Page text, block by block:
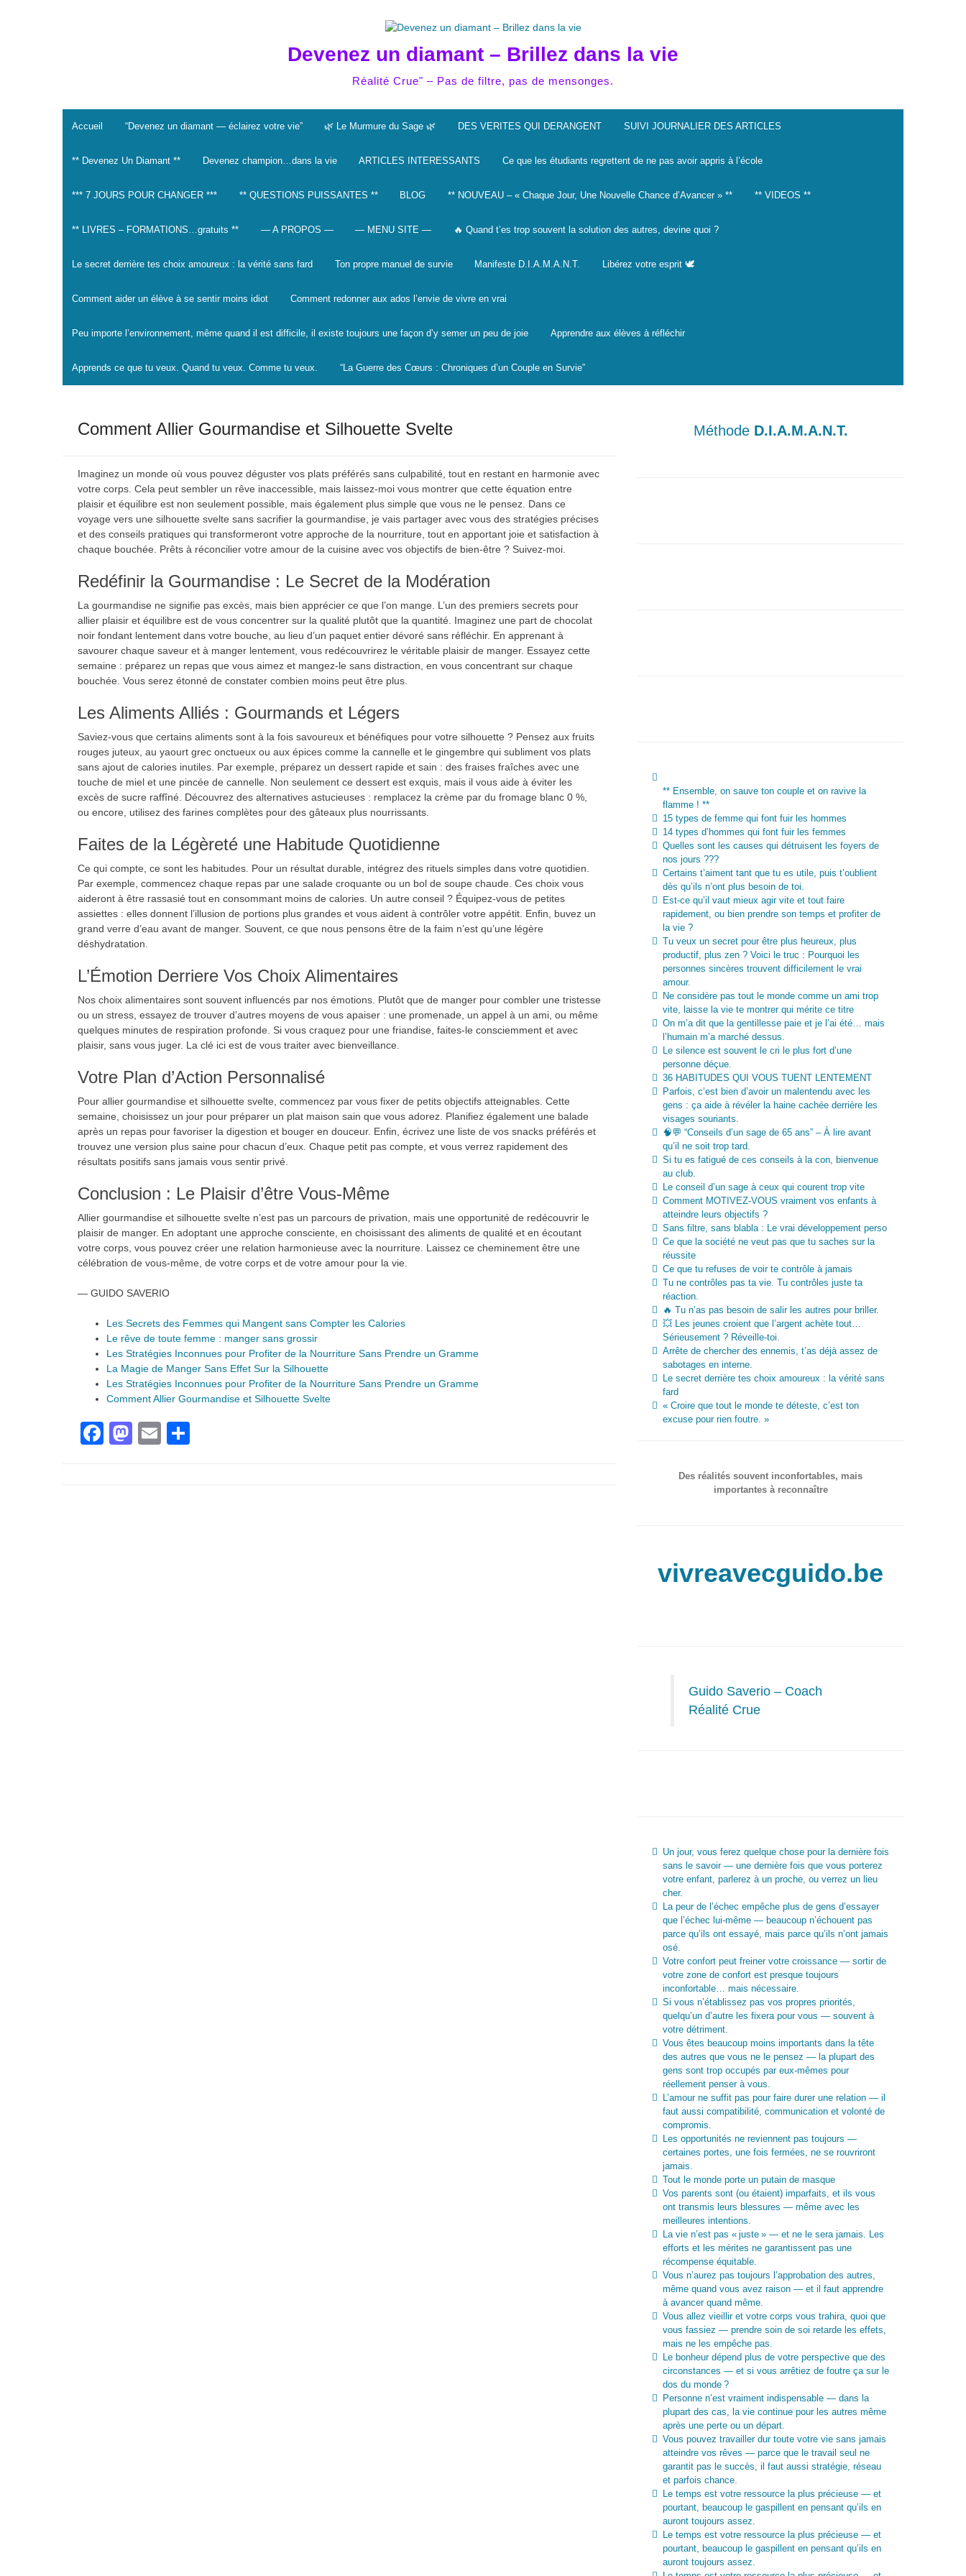
Devenez un diamant – Brillez dans la vie
Réalité Crue" – Pas de filtre, pas de mensonges.
Accueil “Devenez un diamant — éclairez votre vie” 🌿 Le Murmure du Sage 🌿 DES VERITES QUI DERANGENT SUIVI JOURNALIER DES ARTICLES
** Devenez Un Diamant ** Devenez champion…dans la vie ARTICLES INTERESSANTS Ce que les étudiants regrettent de ne pas avoir appris à l’école
*** 7 JOURS POUR CHANGER *** ** QUESTIONS PUISSANTES ** BLOG ** NOUVEAU – « Chaque Jour, Une Nouvelle Chance d’Avancer » ** ** VIDEOS **
** LIVRES – FORMATIONS…gratuits ** — A PROPOS — — MENU SITE — 🔥 Quand t’es trop souvent la solution des autres, devine quoi ?
Le secret derrière tes choix amoureux : la vérité sans fard Ton propre manuel de survie Manifeste D.I.A.M.A.N.T. Libérez votre esprit 🕊️
Comment aider un élève à se sentir moins idiot Comment redonner aux ados l’envie de vivre en vrai
Peu importe l’environnement, même quand il est difficile, il existe toujours une façon d’y semer un peu de joie Apprendre aux élèves à réfléchir
Apprends ce que tu veux. Quand tu veux. Comme tu veux. “La Guerre des Cœurs : Chroniques d’un Couple en Survie”
Comment Allier Gourmandise et Silhouette Svelte
Imaginez un monde où vous pouvez déguster vos plats préférés sans culpabilité, tout en restant en harmonie avec
votre corps. Cela peut sembler un rêve inaccessible, mais laissez-moi vous montrer que cette équation entre
plaisir et équilibre est non seulement possible, mais également plus simple que vous ne le pensez. Dans ce
voyage vers une silhouette svelte sans sacrifier la gourmandise, je vais partager avec vous des stratégies précises
et des conseils pratiques qui transformeront votre approche de la nourriture, tout en apportant joie et satisfaction à
chaque bouchée. Prêts à réconcilier votre amour de la cuisine avec vos objectifs de bien-être ? Suivez-moi.
Redéfinir la Gourmandise : Le Secret de la Modération
La gourmandise ne signifie pas excès, mais bien apprécier ce que l’on mange. L’un des premiers secrets pour
allier plaisir et équilibre est de vous concentrer sur la qualité plutôt que la quantité. Imaginez une part de chocolat
noir fondant lentement dans votre bouche, au lieu d’un paquet entier dévoré sans réfléchir. En apprenant à
savourer chaque saveur et à manger lentement, vous redécouvrirez le véritable plaisir de manger. Essayez cette
semaine : préparez un repas que vous aimez et mangez-le sans distraction, en vous concentrant sur chaque
bouchée. Vous serez étonné de constater combien moins peut être plus.
Les Aliments Alliés : Gourmands et Légers
Saviez-vous que certains aliments sont à la fois savoureux et bénéfiques pour votre silhouette ? Pensez aux fruits
rouges juteux, au yaourt grec onctueux ou aux épices comme la cannelle et le gingembre qui subliment vos plats
sans ajout de calories inutiles. Par exemple, préparez un dessert rapide et sain : des fraises fraîches avec une
touche de miel et une pincée de cannelle. Non seulement ce dessert est exquis, mais il vous aide à éviter les
excès de sucre raffîné. Découvrez des alternatives astucieuses : remplacez la crème par du fromage blanc 0 %,
ou encore, utilisez des farines complètes pour des gâteaux plus nourrissants.
Faites de la Légèreté une Habitude Quotidienne
Ce qui compte, ce sont les habitudes. Pour un résultat durable, intégrez des rituels simples dans votre quotidien.
Par exemple, commencez chaque repas par une salade croquante ou un bol de soupe chaude. Ces choix vous
aideront à être rassasié tout en consommant moins de calories. Un autre conseil ? Équipez-vous de petites
assiettes : elles donnent l’illusion de portions plus grandes et vous aident à contrôler votre appétit. Enfin, buvez un
grand verre d’eau avant de manger. Souvent, ce que nous pensons être de la faim n’est qu’une légère
déshydratation.
L’Émotion Derriere Vos Choix Alimentaires
Nos choix alimentaires sont souvent influencés par nos émotions. Plutôt que de manger pour combler une tristesse
ou un stress, essayez de trouver d’autres moyens de vous apaiser : une promenade, un appel à un ami, ou même
quelques minutes de respiration profonde. Si vous craquez pour une friandise, faites-le consciemment et avec
plaisir, sans vous juger. La clé ici est de vous traiter avec bienveillance.
Votre Plan d’Action Personnalisé
Pour allier gourmandise et silhouette svelte, commencez par vous fixer de petits objectifs atteignables. Cette
semaine, choisissez un jour pour préparer un plat maison sain que vous adorez. Planifiez également une balade
après un repas pour favoriser la digestion et bouger en douceur. Enfin, écrivez une liste de vos snacks préférés et
trouvez une version plus saine pour chacun d’eux. Chaque petit pas compte, et vous verrez rapidement des
résultats positifs sans jamais vous sentir privé.
Conclusion : Le Plaisir d’être Vous-Même
Allier gourmandise et silhouette svelte n’est pas un parcours de privation, mais une opportunité de redécouvrir le
plaisir de manger. En adoptant une approche consciente, en choisissant des aliments de qualité et en écoutant
votre corps, vous pouvez créer une relation harmonieuse avec la nourriture. Laissez ce cheminement être une
célébration de vous-même, de votre corps et de votre amour pour la vie.
— GUIDO SAVERIO
Les Secrets des Femmes qui Mangent sans Compter les Calories
Le rêve de toute femme : manger sans grossir
Les Stratégies Inconnues pour Profiter de la Nourriture Sans Prendre un Gramme
La Magie de Manger Sans Effet Sur la Silhouette
Les Stratégies Inconnues pour Profiter de la Nourriture Sans Prendre un Gramme
Comment Allier Gourmandise et Silhouette Svelte
Facebook
Mastodon
Email
Méthode D.I.A.M.A.N.T.
** Ensemble, on sauve ton couple et on ravive la
flamme ! **
15 types de femme qui font fuir les hommes
14 types d’hommes qui font fuir les femmes
Quelles sont les causes qui détruisent les foyers de
nos jours ???
Certains t’aiment tant que tu es utile, puis t’oublient
dès qu’ils n’ont plus besoin de toi.
Est-ce qu’il vaut mieux agir vite et tout faire
rapidement, ou bien prendre son temps et profiter de
la vie ?
Tu veux un secret pour être plus heureux, plus
productif, plus zen ? Voici le truc : Pourquoi les
personnes sincères trouvent difficilement le vrai
amour.
Ne considère pas tout le monde comme un ami trop
vite, laisse la vie te montrer qui mérite ce titre
On m’a dit que la gentillesse paie et je l’ai été… mais
l’humain m’a marché dessus.
Le silence est souvent le cri le plus fort d’une
personne déçue.
36 HABITUDES QUI VOUS TUENT LENTEMENT
Parfois, c’est bien d’avoir un malentendu avec les
gens : ça aide à révéler la haine cachée derrière les
visages souriants.
🧠💬 “Conseils d’un sage de 65 ans” – À lire avant
qu’il ne soit trop tard.
Si tu es fatigué de ces conseils à la con, bienvenue
au club.
Le conseil d’un sage à ceux qui courent trop vite
Comment MOTIVEZ-VOUS vraiment vos enfants à
atteindre leurs objectifs ?
Sans filtre, sans blabla : Le vrai développement perso
Ce que la société ne veut pas que tu saches sur la
réussite
Ce que tu refuses de voir te contrôle à jamais
Tu ne contrôles pas ta vie. Tu contrôles juste ta
réaction.
🔥 Tu n’as pas besoin de salir les autres pour briller.
💥 Les jeunes croient que l’argent achète tout…
Sérieusement ? Réveille-toi.
Arrête de chercher des ennemis, t’as déjà assez de
sabotages en interne.
Le secret derrière tes choix amoureux : la vérité sans
fard
« Croire que tout le monde te déteste, c’est ton
excuse pour rien foutre. »
Des réalités souvent inconfortables, mais
importantes à reconnaître
vivreavecguido.be
Guido Saverio – Coach
Réalité Crue
Un jour, vous ferez quelque chose pour la dernière fois
sans le savoir — une dernière fois que vous porterez
votre enfant, parlerez à un proche, ou verrez un lieu
cher.
La peur de l’échec empêche plus de gens d’essayer
que l’échec lui-même — beaucoup n’échouent pas
parce qu’ils ont essayé, mais parce qu’ils n’ont jamais
osé.
Votre confort peut freiner votre croissance — sortir de
votre zone de confort est presque toujours
inconfortable… mais nécessaire.
Si vous n’établissez pas vos propres priorités,
quelqu’un d’autre les fixera pour vous — souvent à
votre détriment.
Vous êtes beaucoup moins importants dans la tête
des autres que vous ne le pensez — la plupart des
gens sont trop occupés par eux-mêmes pour
réellement penser à vous.
L’amour ne suffit pas pour faire durer une relation — il
faut aussi compatibilité, communication et volonté de
compromis.
Les opportunités ne reviennent pas toujours —
certaines portes, une fois fermées, ne se rouvriront
jamais.
Tout le monde porte un putain de masque
Vos parents sont (ou étaient) imparfaits, et ils vous
ont transmis leurs blessures — même avec les
meilleures intentions.
La vie n’est pas « juste » — et ne le sera jamais. Les
efforts et les mérites ne garantissent pas une
récompense équitable.
Vous n’aurez pas toujours l’approbation des autres,
même quand vous avez raison — et il faut apprendre
à avancer quand même.
Vous allez vieillir et votre corps vous trahira, quoi que
vous fassiez — prendre soin de soi retarde les effets,
mais ne les empêche pas.
Le bonheur dépend plus de votre perspective que des
circonstances — et si vous arrêtiez de foutre ça sur le
dos du monde ?
Personne n’est vraiment indispensable — dans la
plupart des cas, la vie continue pour les autres même
après une perte ou un départ.
Vous pouvez travailler dur toute votre vie sans jamais
atteindre vos rêves — parce que le travail seul ne
garantit pas le succès, il faut aussi stratégie, réseau
et parfois chance.
Le temps est votre ressource la plus précieuse — et
pourtant, beaucoup le gaspillent en pensant qu’ils en
auront toujours assez.
Le temps est votre ressource la plus précieuse — et
pourtant, beaucoup le gaspillent en pensant qu’ils en
auront toujours assez.